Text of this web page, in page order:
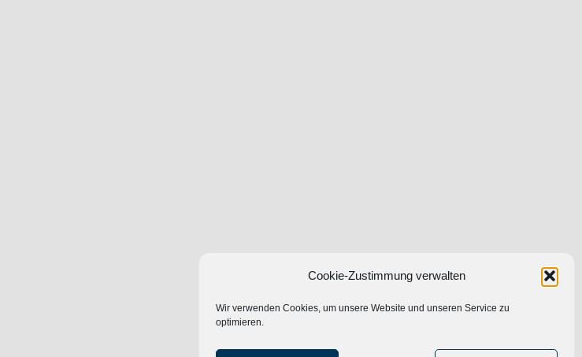
Cookie-Zustimmung verwalten
Wir verwenden Cookies, um unsere Website und unseren Service zu
optimieren.